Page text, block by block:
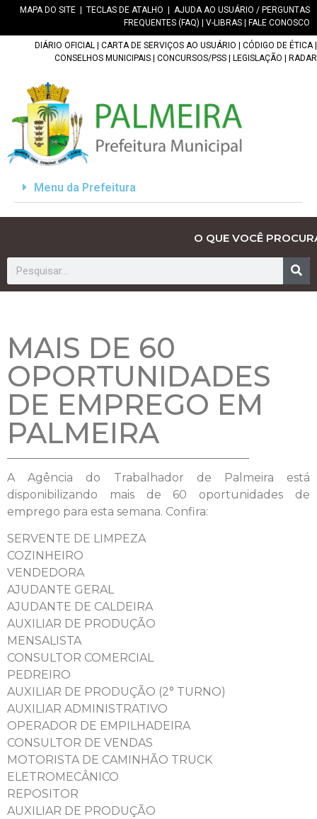
MAPA DO SITE TECLAS DE ATALHO
AJUDA AO USUÁRIO / PERGUNTAS
FREQUENTES (FAQ)
V-LIBRAS FALE CONOSCO
DIÁRIO OFICIAL CARTA DE SERVIÇOS AO USUÁRIO CÓDIGO DE ÉTICA|
CONSELHOS MUNICIPAIS
CONCURSOS/PSS LEGISLAÇÃO RADAR
Menu da Prefeitura
O QUE VOCÊ
MAIS DE 60
OPORTUNIDADES
DE EMPREGO EM
PALMEIRA
A Agência do Trabalhador de Palmeira está
disponibilizando mais de 60 oportunidades de
emprego para esta semana. Confira:
SERVENTE DE LIMPEZA
COZINHEIRO
VENDEDORA
AJUDANTE GERAL
AJUDANTE DE CALDEIRA
AUXILIAR DE PRODUÇÃO
MENSALISTA
CONSULTOR COMERCIAL
PEDREIRO
AUXILIAR DE PRODUÇÃO (2° TURNO)
AUXILIAR ADMINISTRATIVO
OPERADOR DE EMPILHADEIRA
CONSULTOR DE VENDAS
MOTORISTA DE CAMINHÃO TRUCK
ELETROMECÂNICO
REPOSITOR
AUXILIAR DE PRODUÇÃO